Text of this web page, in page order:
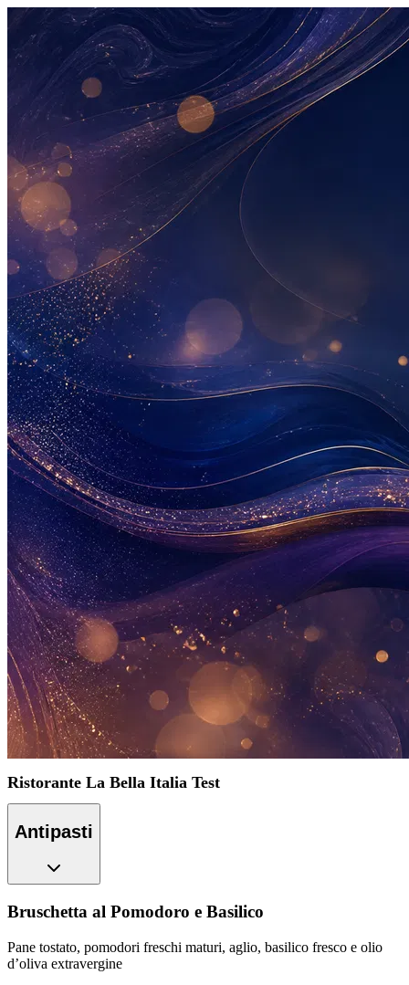
Ristorante La Bella Italia Test
Antipasti
Bruschetta al Pomodoro e Basilico
Pane tostato, pomodori freschi maturi, aglio, basilico fresco e olio
d’oliva extravergine